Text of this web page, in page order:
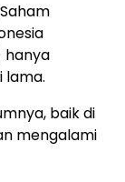
hanya
lama.
baik di
mengalami